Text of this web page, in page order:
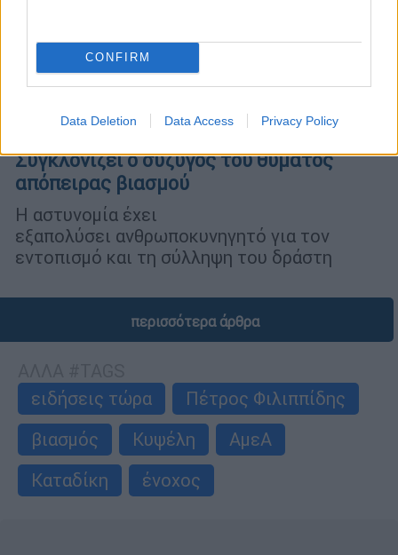
CONFIRM
Data Deletion Data Access Privacy Policy
Ελλάδα|05.10.2025 19:45
Αργυρούπολη: «Της κατέβασε το
Συγκλονίζει ο σύζυγος του θύματος
απόπειρας βιασμού
Η αστυνομία έχει
εξαπολύσει ανθρωποκυνηγητό για τον
εντοπισμό και τη σύλληψη του δράστη
περισσότερα άρθρα
ειδήσεις τώρα
Πέτρος Φιλιππίδης
βιασμός
Κυψέλη
ΑμεΑ
Καταδίκη
ένοχος